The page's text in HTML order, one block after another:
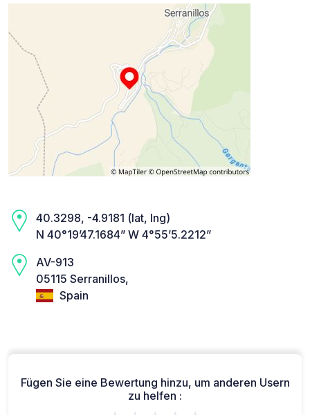
40.3298, -4.9181 (lat, lng)
N 40°19’47.1684” W 4°55’5.2212”
AV-913
05115 Serranillos,
Spain
Fügen Sie eine Bewertung hinzu, um anderen Usern
zu helfen :